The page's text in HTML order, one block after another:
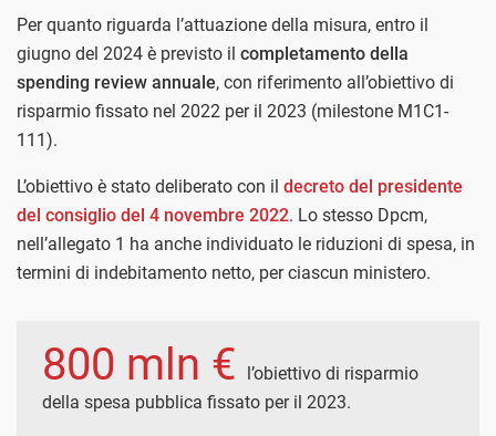
Per quanto riguarda l’attuazione della misura, entro il
giugno del 2024 è previsto il completamento della
spending review annuale, con riferimento all’obiettivo di
risparmio fissato nel 2022 per il 2023 (milestone M1C1-
111).
L’obiettivo è stato deliberato con il decreto del presidente
del consiglio del 4 novembre 2022. Lo stesso Dpcm,
nell’allegato 1 ha anche individuato le riduzioni di spesa, in
termini di indebitamento netto, per ciascun ministero.
800 mln €
l’obiettivo di risparmio
della spesa pubblica fissato per il 2023.